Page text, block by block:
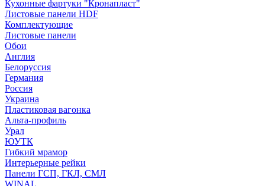
Кухонные фартуки "Кронапласт"
Листовые панели HDF
Комплектующие
Листовые панели
Обои
Англия
Белоруссия
Германия
Россия
Украина
Пластиковая вагонка
Альта-профиль
Урал
ЮУТК
Гибкий мрамор
Интерьерные рейки
Панели ГСП, ГКЛ, СМЛ
WINAL